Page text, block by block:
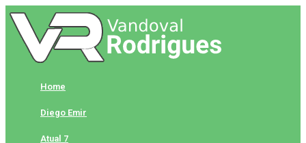
Skip
to
content
Home
Diego Emir
Atual 7